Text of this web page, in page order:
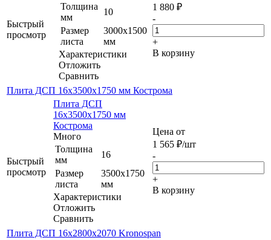
Быстрый
просмотр
Толщина
мм
10
Размер
листа
3000х1500
мм
Характеристики
Отложить
Сравнить
1 880 ₽
-
+
В корзину
Плита ДСП 16х3500х1750 мм Кострома
Быстрый
просмотр
Плита ДСП
16х3500х1750 мм
Кострома
Много
Толщина
мм
16
Размер
листа
3500х1750
мм
Характеристики
Отложить
Сравнить
Цена от
1 565 ₽/шт
-
+
В корзину
Плита ДСП 16х2800х2070 Kronospan